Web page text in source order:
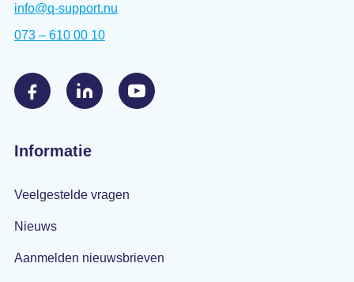
info@q-support.nu
073 – 610 00 10
Informatie
Veelgestelde vragen
Nieuws
Aanmelden nieuwsbrieven